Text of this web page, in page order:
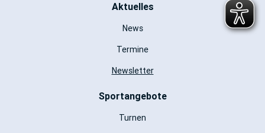
Aktuelles
News
Termine
Newsletter
Sportangebote
Turnen